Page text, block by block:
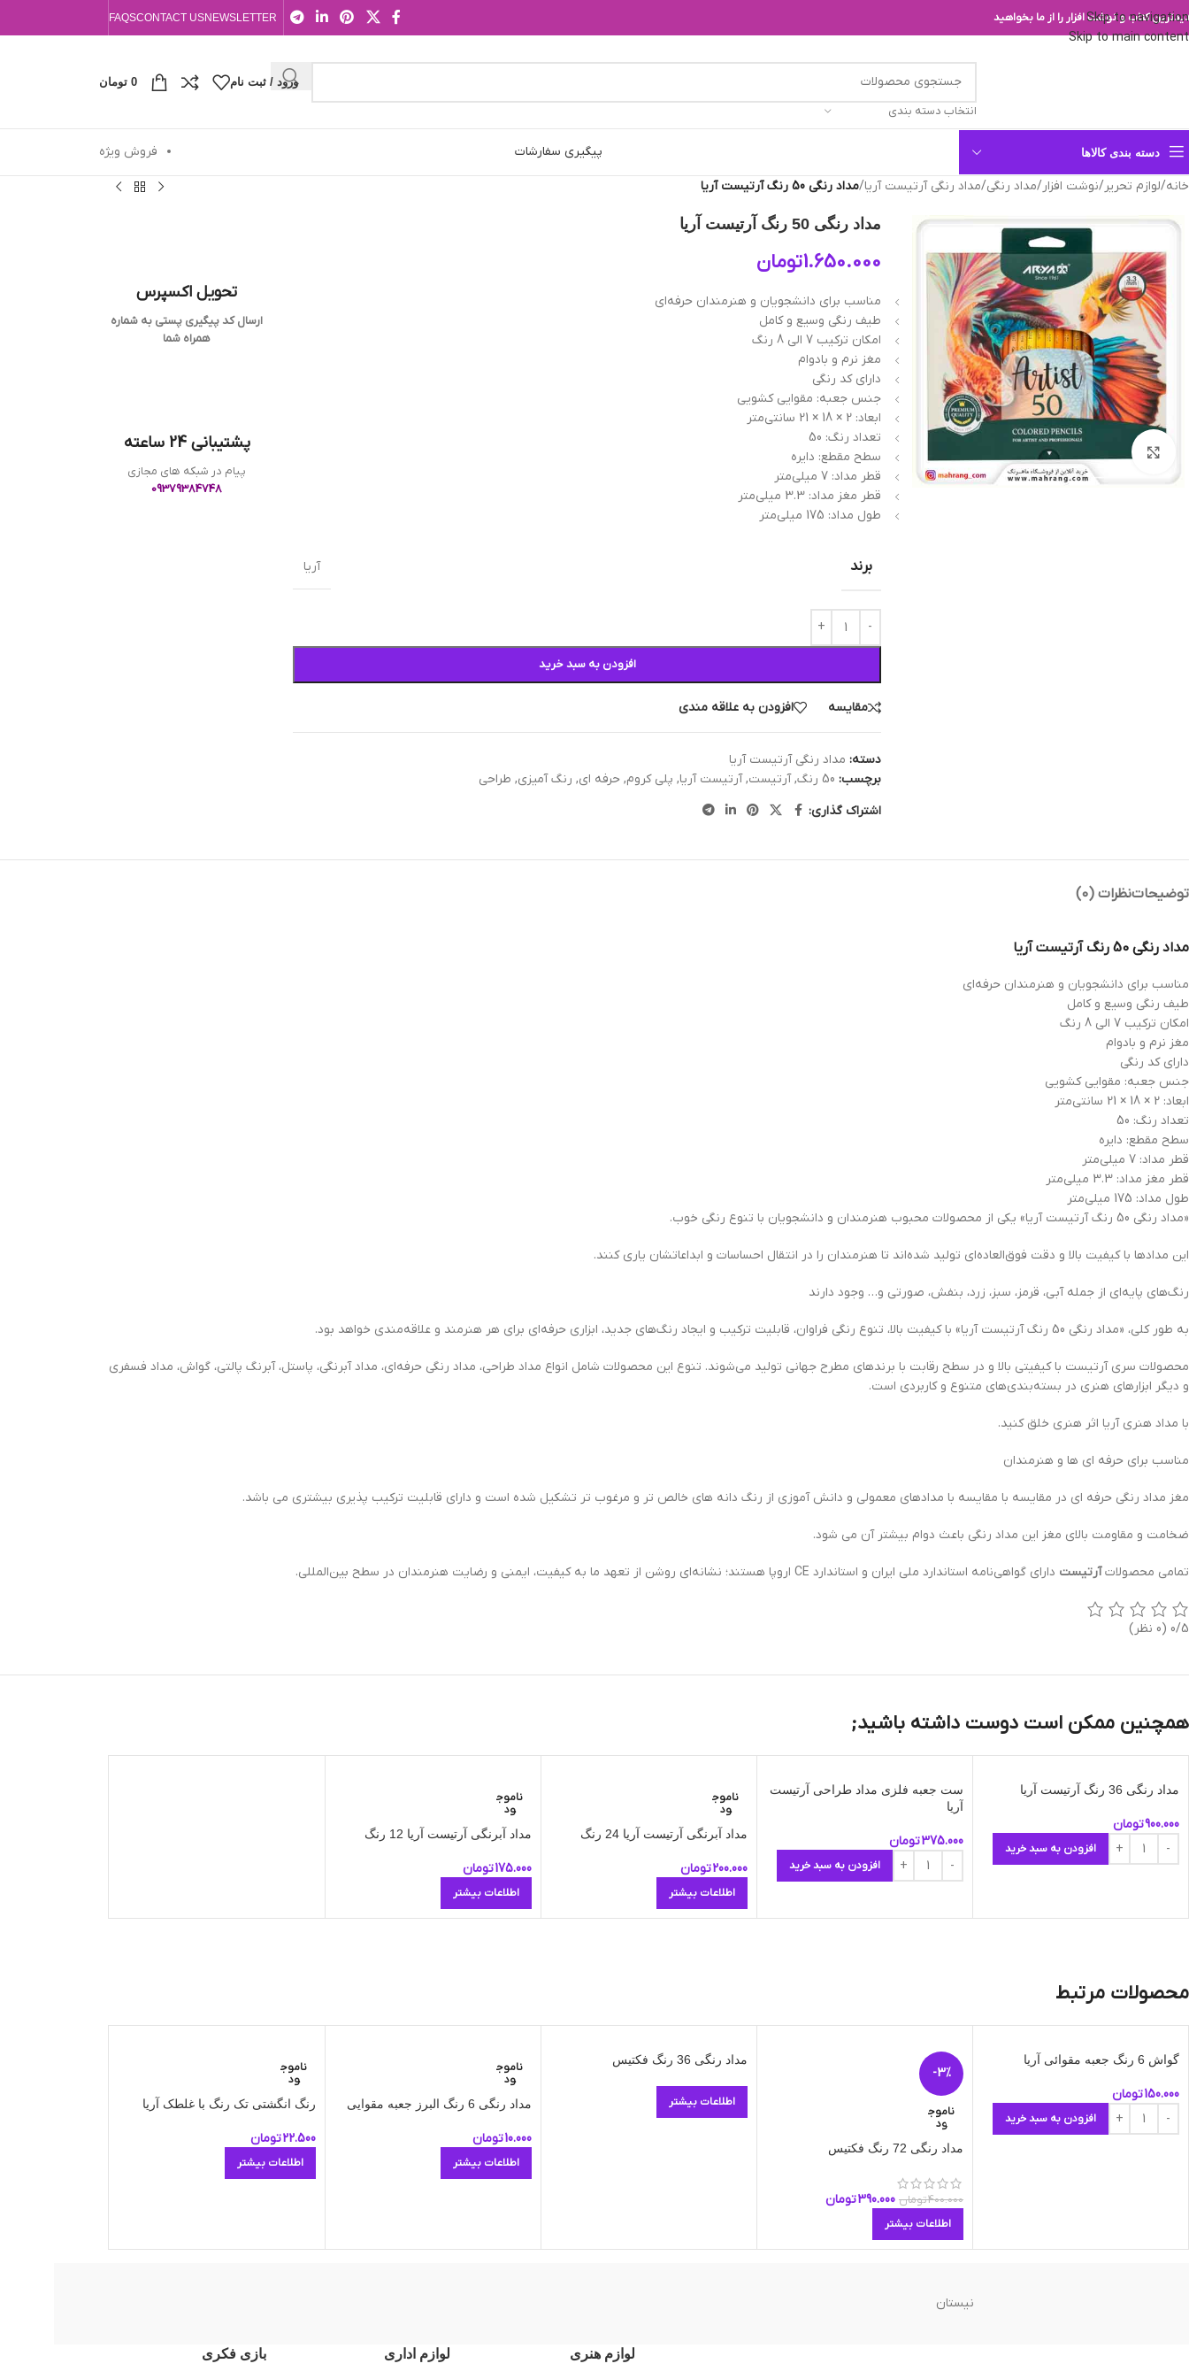
Skip to navigation
Skip to main content
کتاب و نوشت افزار را از ما بخواهید NEWSLETTER
CONTACT US
FAQS
انتخاب دسته بندی
ورود / ثبت نام 0 تومان
دسته بندی کالاها پیگیری سفارشات فروش ویژه
خانه/لوازم تحریر/نوشت افزار/مداد رنگی/مداد رنگی آرتیست آریا/مداد رنگی 50 رنگ آرتیست آریا
بزرگنمایی تصویر
مداد رنگی 50 رنگ آرتیست آریا
1.650.000تومان
مناسب برای دانشجویان و هنرمندان حرفه‌ای
طیف رنگی وسیع و کامل
امکان ترکیب 7 الی 8 رنگ
مغز نرم و بادوام
دارای کد رنگی
جنس جعبه: مقوایی کشویی
ابعاد: 2 × 18 × 21 سانتی‌متر
تعداد رنگ: 50
سطح مقطع: دایره
قطر مداد: 7 میلی‌متر
قطر مغز مداد: 3.3 میلی‌متر
طول مداد: 175 میلی‌متر
برند آریا
افزودن به سبد خرید
مقایسه افزودن به علاقه مندی
دسته: مداد رنگی آرتیست آریا
برچسب: 50 رنگ , آرتیست, آرتیست آریا, پلی کروم, حرفه ای, رنگ آمیزی, طراحی
اشتراک گذاری:
تحویل اکسپرس
ارسال کد پیگیری پستی به شماره
همراه شما
پشتیبانی 24 ساعته
پیام در شبکه های مجازی
09379384748
توضیحاتنظرات (0)
مداد رنگی 50 رنگ آرتیست آریا
مناسب برای دانشجویان و هنرمندان حرفه‌ای
طیف رنگی وسیع و کامل
امکان ترکیب 7 الی 8 رنگ
مغز نرم و بادوام
دارای کد رنگی
جنس جعبه: مقوایی کشویی
ابعاد: 2 × 18 × 21 سانتی‌متر
تعداد رنگ: 50
سطح مقطع: دایره
قطر مداد: 7 میلی‌متر
قطر مغز مداد: 3.3 میلی‌متر
طول مداد: 175 میلی‌متر
«مداد رنگی 50 رنگ آرتیست آریا» یکی از محصولات محبوب هنرمندان و دانشجویان با تنوع رنگی خوب.
این مداد‌ها با کیفیت بالا و دقت فوق‌العاده‌ای تولید شده‌اند تا هنرمندان را در انتقال احساسات و ابداعاتشان یاری کنند.
رنگ‌های پایه‌ای از جمله آبی، قرمز، سبز، زرد، بنفش، صورتی و… وجود دارند
به طور کلی، «مداد رنگی 50 رنگ آرتیست آریا» با کیفیت بالا، تنوع رنگی فراوان، قابلیت ترکیب و ایجاد رنگ‌های جدید، ابزاری حرفه‌ای برای هر هنرمند و علاقه‌مندی خواهد بود.
محصولات سری آرتیست با کیفیتی بالا و در سطح رقابت با برندهای مطرح جهانی تولید می‌شوند. تنوع این محصولات شامل انواع مداد طراحی، مداد رنگی حرفه‌ای، مداد آبرنگی، پاستل، آبرنگ پالتی، گواش، مداد فسفری
و دیگر ابزارهای هنری در بسته‌بندی‌های متنوع و کاربردی است.
با مداد هنری آریا اثر هنری خلق کنید.
مناسب برای حرفه ای ها و هنرمندان
مغز مداد رنگی حرفه ای در مقایسه با مقایسه با مدادهای معمولی و دانش آموزی از رنگ دانه های خالص تر و مرغوب تر تشکیل شده است و دارای قابلیت ترکیب پذیری بیشتری می باشد.
ضخامت و مقاومت بالای مغز این مداد رنگی باعث دوام بیشتر آن می شود.
تمامی محصولاتآرتیست دارای گواهی‌نامه استاندارد ملی ایران و استاندارد CE اروپا هستند؛ نشانه‌ای روشن از تعهد ما به کیفیت، ایمنی و رضایت هنرمندان در سطح بین‌المللی.
0/5 (0 نظر)
همچنین ممکن است دوست داشته باشید;
مداد رنگی 36 رنگ آرتیست آریا
900.000تومان
افزودن به سبد خرید
ست جعبه فلزی مداد طراحی آرتیست
آریا
375.000تومان
افزودن به سبد خرید
ناموج
ود
مداد آبرنگی آرتیست آریا 24 رنگ
200.000تومان
اطلاعات بیشتر
ناموج
ود
مداد آبرنگی آرتیست آریا 12 رنگ
175.000تومان
اطلاعات بیشتر
محصولات مرتبط
گواش 6 رنگ جعبه مقوائی آریا
150.000تومان
افزودن به سبد خرید
-3%
ناموج
ود
مداد رنگی 72 رنگ فکتیس
400.000تومان 390.000تومان
اطلاعات بیشتر
مداد رنگی 36 رنگ فکتیس
اطلاعات بیشتر
ناموج
ود
مداد رنگی 6 رنگ البرز جعبه مقوایی
10.000تومان
اطلاعات بیشتر
ناموج
ود
رنگ انگشتی تک رنگ با غلطک آریا
22.500تومان
اطلاعات بیشتر
نیستان
لوازم هنری لوازم اداری بازی فکری